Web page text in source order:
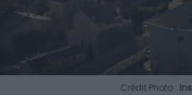
Crédit Photo :